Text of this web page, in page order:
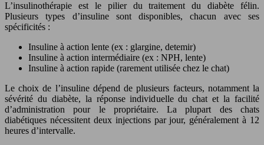
L’insulinothérapie est le pilier du traitement du diabète félin.
Plusieurs types d’insuline sont disponibles, chacun avec ses
spécificités :
Insuline à action lente (ex : glargine, detemir)
Insuline à action intermédiaire (ex : NPH, lente)
Insuline à action rapide (rarement utilisée chez le chat)
Le choix de l’insuline dépend de plusieurs facteurs, notamment la
sévérité du diabète, la réponse individuelle du chat et la facilité
d’administration pour le propriétaire. La plupart des chats
diabétiques nécessitent deux injections par jour, généralement à 12
heures d’intervalle.